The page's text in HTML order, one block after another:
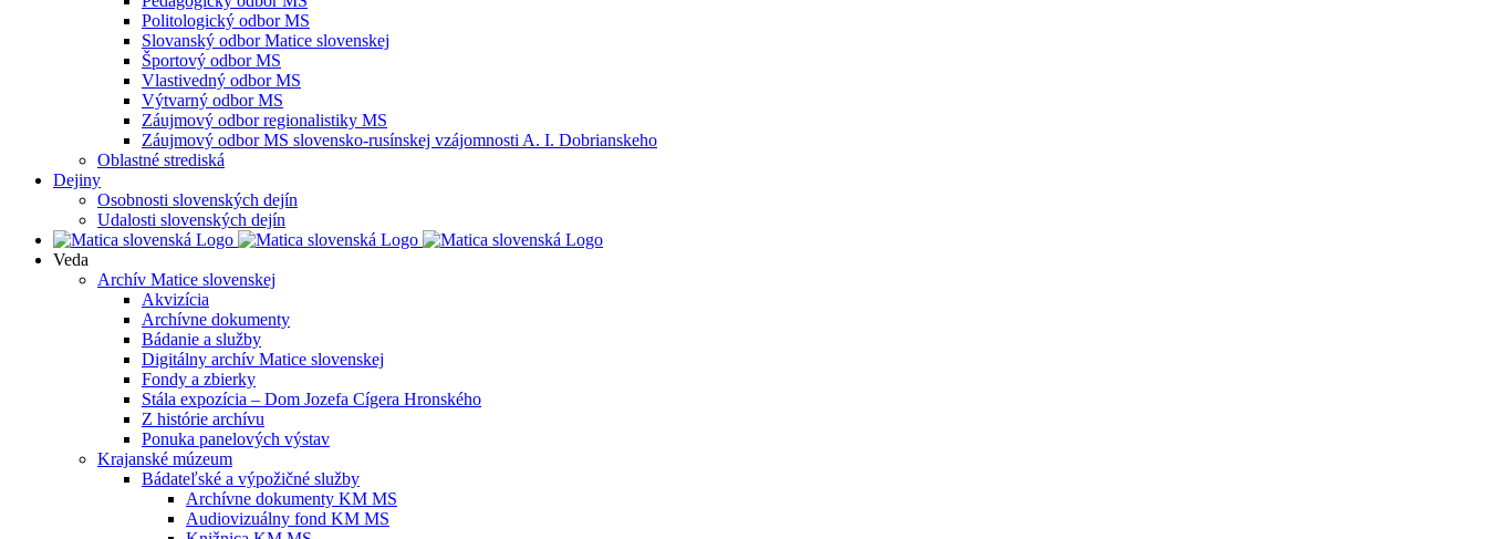
Politologický odbor MS
Slovanský odbor Matice slovenskej
Športový odbor MS
Vlastivedný odbor MS
Výtvarný odbor MS
Záujmový odbor regionalistiky MS
Záujmový odbor MS slovensko-rusínskej vzájomnosti A. I. Dobrianskeho
Oblastné strediská
Dejiny
Osobnosti slovenských dejín
Udalosti slovenských dejín
Veda
Archív Matice slovenskej
Akvizícia
Archívne dokumenty
Bádanie a služby
Digitálny archív Matice slovenskej
Fondy a zbierky
Stála expozícia – Dom Jozefa Cígera Hronského
Z histórie archívu
Ponuka panelových výstav
Krajanské múzeum
Bádateľské a výpožičné služby
Archívne dokumenty KM MS
Audiovizuálny fond KM MS